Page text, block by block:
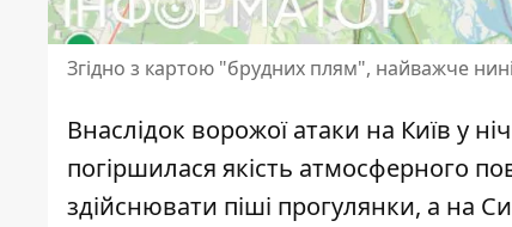
Згідно з картою "брудних плям", найважче
Внаслідок ворожої атаки на Київ у
погіршилася якість атмосферного
здійснювати піші прогулянки, а на